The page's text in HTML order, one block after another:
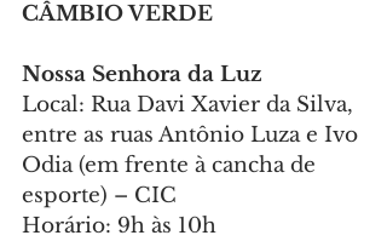
CÂMBIO VERDE
Nossa Senhora da Luz
Local: Rua Davi Xavier da Silva,
entre as ruas Antônio Luza e Ivo
Odia (em frente à cancha de
esporte) – CIC
Horário: 9h às 10h